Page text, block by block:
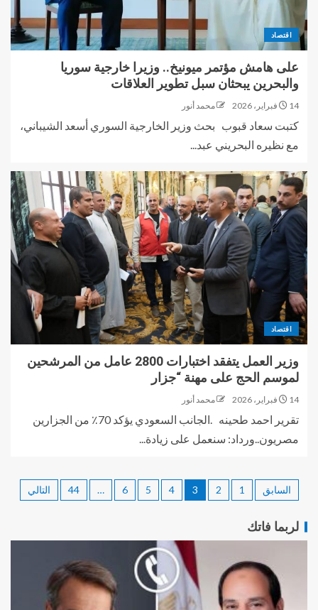
اقتصاد
على هامش مؤتمر ميونيخ.. وزيرا خارجية سوريا
والبحرين يبحثان سبل تطوير العلاقات
14 فبراير، 2026 محمد أنور
كتبت سعاد قبوب بحث وزير الخارجية السوري أسعد الشيباني،
مع نظيره البحريني عبد...
اقتصاد
وزير العمل يتفقد اختبارات 2800 عامل من المرشحين
لموسم الحج على مهنة “جزار
14 فبراير، 2026 محمد أنور
تقرير احمد طحينه .الجانب السعودي يؤكد 70٪ من الجزارين
مصريون..ورداد: سنعمل على زيادة...
السابق 1
2
3
4
5
6
…
44 التالي
لربما فاتك